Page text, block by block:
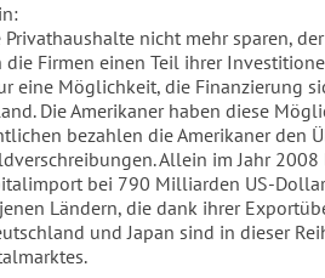
Privathaushalte nicht mehr sparen,
die Firmen einen Teil ihrer
eine Möglichkeit, die Finanzierung
Die Amerikaner haben diese
bezahlen die Amerikaner den
Allein im Jahr
bei 790 Milliarden US-
Ländern, die dank ihrer
und Japan sind in dieser